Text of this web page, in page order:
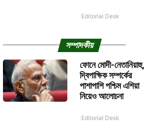
Editorial Desk
সম্পাদকীয়
ফোনে মোদী-নেতানিয়াহু,
দ্বিপাক্ষিক সম্পর্কের
পাশাপাশি পশ্চিম এশিয়া
নিয়েও আলোচনা
Editorial Desk